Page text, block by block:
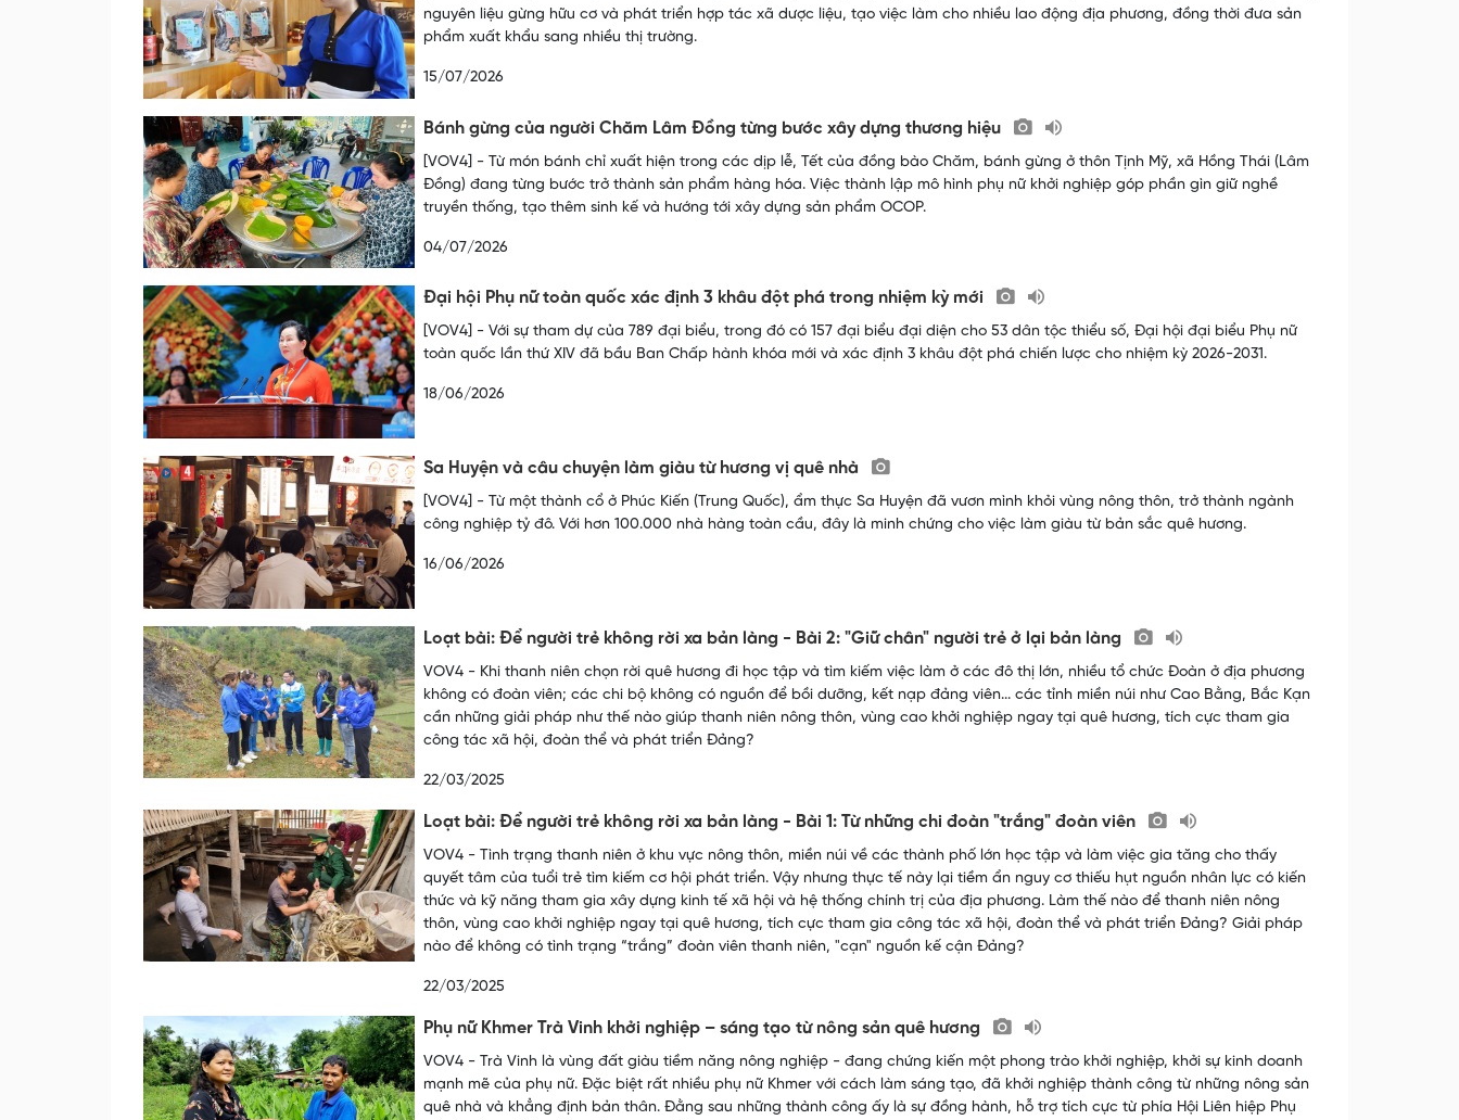
nguyên liệu gừng hữu cơ và phát triển hợp tác xã dược liệu, tạo việc làm cho nhiều lao động địa phương, đồng thời đưa sản
phẩm xuất khẩu sang nhiều thị trường.
15/07/2026
Bánh gừng của người Chăm Lâm Đồng từng bước xây dựng thương hiệu
[VOV4] - Từ món bánh chỉ xuất hiện trong các dịp lễ, Tết của đồng bào Chăm, bánh gừng ở thôn Tịnh Mỹ, xã Hồng Thái (Lâm
Đồng) đang từng bước trở thành sản phẩm hàng hóa. Việc thành lập mô hình phụ nữ khởi nghiệp góp phần gìn giữ nghề
truyền thống, tạo thêm sinh kế và hướng tới xây dựng sản phẩm OCOP.
04/07/2026
Đại hội Phụ nữ toàn quốc xác định 3 khâu đột phá trong nhiệm kỳ mới
[VOV4] - Với sự tham dự của 789 đại biểu, trong đó có 157 đại biểu đại diện cho 53 dân tộc thiểu số, Đại hội đại biểu Phụ nữ
toàn quốc lần thứ XIV đã bầu Ban Chấp hành khóa mới và xác định 3 khâu đột phá chiến lược cho nhiệm kỳ 2026-2031.
18/06/2026
Sa Huyện và câu chuyện làm giàu từ hương vị quê nhà
[VOV4] - Từ một thành cổ ở Phúc Kiến (Trung Quốc), ẩm thực Sa Huyện đã vươn mình khỏi vùng nông thôn, trở thành ngành
công nghiệp tỷ đô. Với hơn 100.000 nhà hàng toàn cầu, đây là minh chứng cho việc làm giàu từ bản sắc quê hương.
16/06/2026
Loạt bài: Để người trẻ không rời xa bản làng - Bài 2: "Giữ chân" người trẻ ở lại bản làng
VOV4 - Khi thanh niên chọn rời quê hương đi học tập và tìm kiếm việc làm ở các đô thị lớn, nhiều tổ chức Đoàn ở địa phương
không có đoàn viên; các chi bộ không có nguồn để bồi dưỡng, kết nạp đảng viên... các tỉnh miền núi như Cao Bằng, Bắc Kạn
cần những giải pháp như thế nào giúp thanh niên nông thôn, vùng cao khởi nghiệp ngay tại quê hương, tích cực tham gia
công tác xã hội, đoàn thể và phát triển Đảng?
22/03/2025
Loạt bài: Để người trẻ không rời xa bản làng - Bài 1: Từ những chi đoàn "trắng" đoàn viên
VOV4 - Tình trạng thanh niên ở khu vực nông thôn, miền núi về các thành phố lớn học tập và làm việc gia tăng cho thấy
quyết tâm của tuổi trẻ tìm kiếm cơ hội phát triển. Vậy nhưng thực tế này lại tiềm ẩn nguy cơ thiếu hụt nguồn nhân lực có kiến
thức và kỹ năng tham gia xây dựng kinh tế xã hội và hệ thống chính trị của địa phương. Làm thế nào để thanh niên nông
thôn, vùng cao khởi nghiệp ngay tại quê hương, tích cực tham gia công tác xã hội, đoàn thể và phát triển Đảng? Giải pháp
nào để không có tình trạng “trắng” đoàn viên thanh niên, "cạn" nguồn kế cận Đảng?
22/03/2025
Phụ nữ Khmer Trà Vinh khởi nghiệp – sáng tạo từ nông sản quê hương
VOV4 - Trà Vinh là vùng đất giàu tiềm năng nông nghiệp - đang chứng kiến một phong trào khởi nghiệp, khởi sự kinh doanh
mạnh mẽ của phụ nữ. Đặc biệt rất nhiều phụ nữ Khmer với cách làm sáng tạo, đã khởi nghiệp thành công từ những nông sản
quê nhà và khẳng định bản thân. Đằng sau những thành công ấy là sự đồng hành, hỗ trợ tích cực từ phía Hội Liên hiệp Phụ